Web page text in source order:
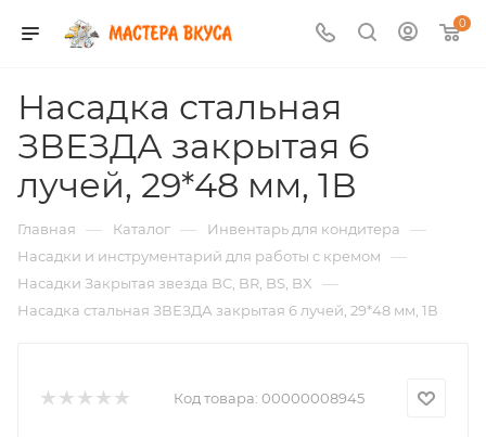
0
Насадка стальная
ЗВЕЗДА закрытая 6
лучей, 29*48 мм, 1В
Главная — Каталог — Инвентарь для кондитера —
Насадки и инструментарий для работы с кремом —
Насадки Закрытая звезда BC, BR, BS, BX —
Насадка стальная ЗВЕЗДА закрытая 6 лучей, 29*48 мм, 1В
Код товара: 00000008945